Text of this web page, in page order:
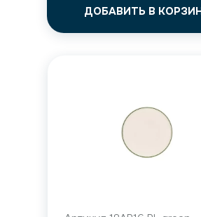
ДОБАВИТЬ В